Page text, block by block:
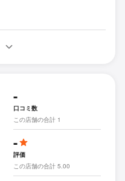
-
口コミ数
この店舗の合計 1
-
評価
この店舗の合計 5.00